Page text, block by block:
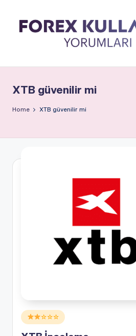
XTB güvenilir mi
Home XTB güvenilir mi
Posted
in
☆☆☆